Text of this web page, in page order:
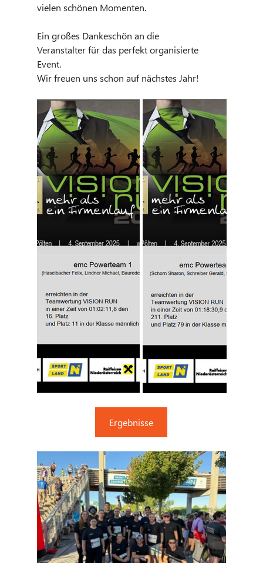
vielen schönen Momenten.
Ein großes Dankeschön an die
Veranstalter für das perfekt organisierte
Event.
Wir freuen uns schon auf nächstes Jahr!
Ergebnisse